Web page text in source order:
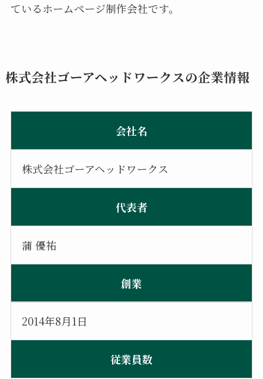
ているホームページ制作会社です。
株式会社ゴーアヘッドワークスの企業情報
会社名
株式会社ゴーアヘッドワークス
代表者
蒲 優祐
創業
2014年8月1日
従業員数